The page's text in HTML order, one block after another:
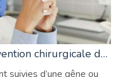
Conseils après une intervention chirurgicale dentaire
suivies d’une gêne ou